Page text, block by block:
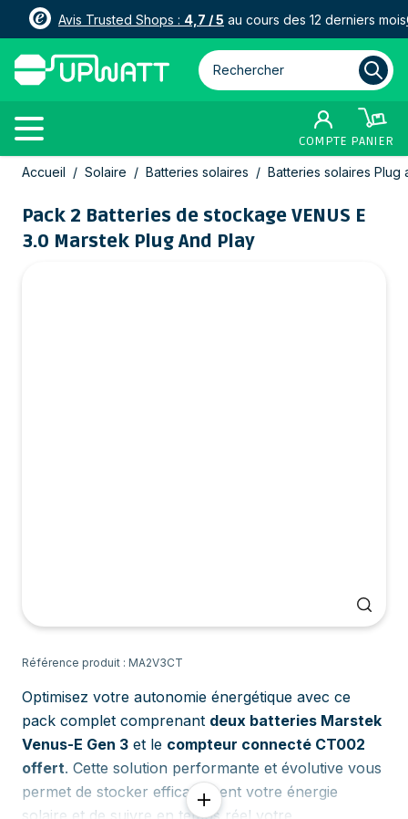
Avis Trusted Shops : 4,7 / 5 au cours des 12 derniers mois
Rechercher parmi plus de
COMPTE PANIER
Allez au contenu
Accueil / Solaire / Batteries solaires / Batteries solaires Plug
Pack 2 Batteries de stockage VENUS E
3.0 Marstek Plug And Play
Référence produit : MA2V3CT
Optimisez votre autonomie énergétique avec ce
pack complet comprenant deux batteries Marstek
Venus-E Gen 3 et le compteur connecté CT002
offert. Cette solution performante et évolutive vous
permet de stocker efficacement votre énergie
solaire et de suivre en temps réel votre